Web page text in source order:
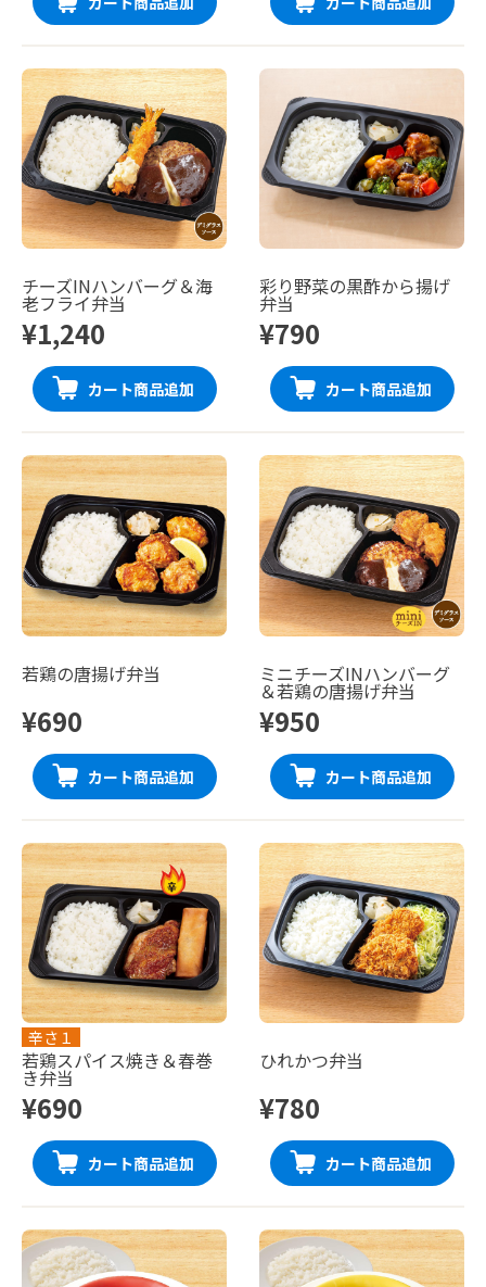
チーズINハンバーグ＆海
老フライ弁当
¥1,240
カート商品追加
彩り野菜の黒酢から揚げ
弁当
¥790
カート商品追加
若鶏の唐揚げ弁当
¥690
カート商品追加
ミニチーズINハンバーグ
＆若鶏の唐揚げ弁当
¥950
カート商品追加
辛さ１
若鶏スパイス焼き＆春巻
き弁当
¥690
カート商品追加
ひれかつ弁当
¥780
カート商品追加